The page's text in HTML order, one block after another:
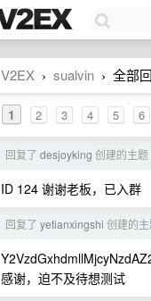
V2EX › sualvin › 全部
1 2 3 4 5 6
回复了 desjoyking 创建的主题
ID 124 谢谢老板，已入群
回复了 yetianxingshi 创建的
感谢，迫不及待想测试